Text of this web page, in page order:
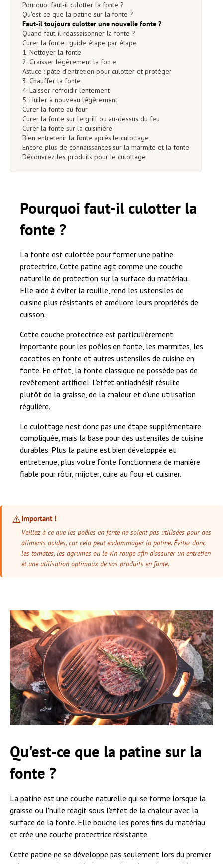
Pourquoi faut-il culotter la fonte ?
Qu'est-ce que la patine sur la fonte ?
Faut-il toujours culotter une nouvelle fonte ?
Quand faut-il réassaisonner la fonte ?
Curer la fonte : guide étape par étape
1. Nettoyer la fonte
2. Graisser légèrement la fonte
Astuce : pâte d’entretien pour culotter et protéger
3. Chauffer la fonte
4. Laisser refroidir lentement
5. Huiler à nouveau légèrement
Curer la fonte au four
Curer la fonte sur le grill ou au-dessus du feu
Curer la fonte sur la cuisinière
Bien entretenir la fonte après le culottage
Encore plus de connaissances sur la marmite et la fonte
Découvrez les produits pour le culottage
Pourquoi faut-il culotter la
fonte ?
La fonte est culottée pour former une patine
protectrice. Cette patine agit comme une couche
naturelle de protection sur la surface du matériau.
Elle aide à éviter la rouille, rend les ustensiles de
cuisine plus résistants et améliore leurs propriétés de
cuisson.
Cette couche protectrice est particulièrement
importante pour les poêles en fonte, les marmites, les
cocottes en fonte et autres ustensiles de cuisine en
fonte. En effet, la fonte classique ne possède pas de
revêtement artificiel. L’effet antiadhésif résulte
plutôt de la graisse, de la chaleur et d’une utilisation
régulière.
Le culottage n’est donc pas une étape supplémentaire
compliquée, mais la base pour des ustensiles de cuisine
durables. Plus la patine est bien développée et
entretenue, plus votre fonte fonctionnera de manière
fiable pour rôtir, mijoter, cuire au four et cuisiner.
⚠️Important !
Veillez à ce que les poêles en fonte ne soient pas utilisées pour des
aliments acides, car cela peut endommager la patine. Évitez donc
les tomates, les agrumes ou le vin rouge afin d'assurer un entretien
et une utilisation optimaux de vos produits en fonte.
Qu'est-ce que la patine sur la
fonte ?
La patine est une couche naturelle qui se forme lorsque la
graisse ou l'huile réagit sous l'effet de la chaleur avec la
surface de la fonte. Elle bouche les pores fins du matériau
et crée une couche protectrice résistante.
Cette patine ne se développe pas seulement lors du premier